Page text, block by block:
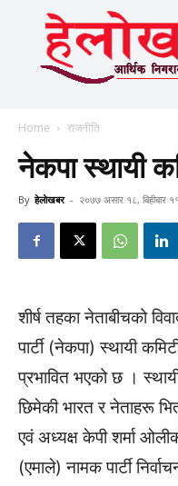
Home राजनीति
नेकपा स्थायी
By हेलाेखबर - २०७७ असार १८, बिहीबार
शीर्ष तहका नेताबीचको
पार्टी (नेकपा) स्थायी
प्रभावित भएको छ ।
छिमेकी भारत र नेताहरू
एवं अध्यक्ष केपी शर्मा
(एमाले) नामक पार्टी